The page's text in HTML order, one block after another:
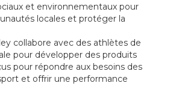
et environnementaux pour
locales et protéger la
collabore avec des athlètes de
pour développer des produits
pour répondre aux besoins des
et offrir une performance